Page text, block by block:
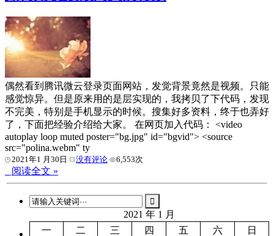
偶然看到腾讯微云登录页面网站，发觉背景竟然是视频。只能
感觉惊异。但是原来用的是层实现的，我拷贝了下代码，发现
不完美，特别是手机显示的时候。搜集好多资料，终于也弄好
了，下面把经验介绍给大家。 在网页加入代码： <video
autoplay loop muted poster="bg.jpg" id="bgvid"> <source
src="polina.webm" ty
2021年1 月30日 没有评论 6,553次
阅读全文 »
2021 年 1 月
一
二 三 四 五 六
日